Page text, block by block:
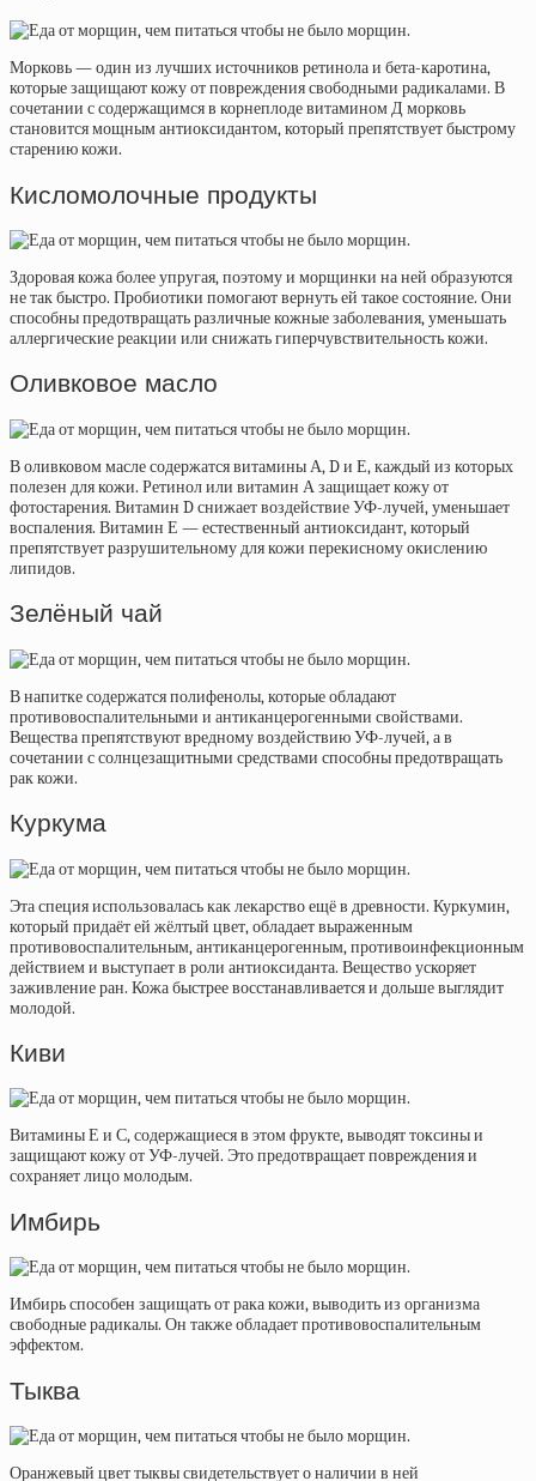
Морковь — один из лучших источников ретинола и бета-каротина,
которые защищают кожу от повреждения свободными радикалами. В
сочетании с содержащимся в корнеплоде витамином Д морковь
становится мощным антиоксидантом, который препятствует быстрому
старению кожи.
Кисломолочные продукты
Здоровая кожа более упругая, поэтому и морщинки на ней образуются
не так быстро. Пробиотики помогают вернуть ей такое состояние. Они
способны предотвращать различные кожные заболевания, уменьшать
аллергические реакции или снижать гиперчувствительность кожи.
Оливковое масло
В оливковом масле содержатся витамины А, D и Е, каждый из которых
полезен для кожи. Ретинол или витамин А защищает кожу от
фотостарения. Витамин D снижает воздействие УФ-лучей, уменьшает
воспаления. Витамин Е — естественный антиоксидант, который
препятствует разрушительному для кожи перекисному окислению
липидов.
Зелёный чай
В напитке содержатся полифенолы, которые обладают
противовоспалительными и антиканцерогенными свойствами.
Вещества препятствуют вредному воздействию УФ-лучей, а в
сочетании с солнцезащитными средствами способны предотвращать
рак кожи.
Куркума
Эта специя использовалась как лекарство ещё в древности. Куркумин,
который придаёт ей жёлтый цвет, обладает выраженным
противовоспалительным, антиканцерогенным, противоинфекционным
действием и выступает в роли антиоксиданта. Вещество ускоряет
заживление ран. Кожа быстрее восстанавливается и дольше выглядит
молодой.
Киви
Витамины Е и С, содержащиеся в этом фрукте, выводят токсины и
защищают кожу от УФ-лучей. Это предотвращает повреждения и
сохраняет лицо молодым.
Имбирь
Имбирь способен защищать от рака кожи, выводить из организма
свободные радикалы. Он также обладает противовоспалительным
эффектом.
Тыква
Оранжевый цвет тыквы свидетельствует о наличии в ней